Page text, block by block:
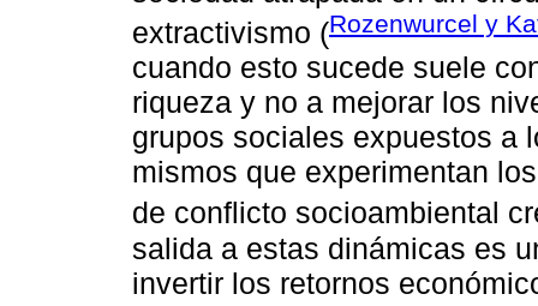
extractivismo (Rozenwurcel y
cuando esto sucede suele
riqueza y no a mejorar los
grupos sociales expuestos a
mismos que experimentan
de conflicto socioambiental
salida a estas dinámicas es
invertir los retornos